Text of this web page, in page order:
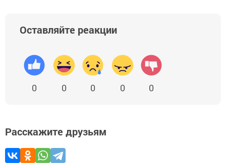
Оставляйте реакции
0 0 0 0 0
Расскажите друзьям